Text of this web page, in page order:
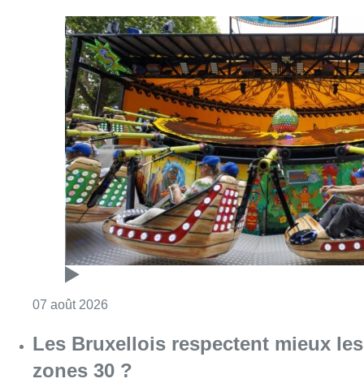
07 août 2026
Les Bruxellois respectent mieux les
zones 30 ?